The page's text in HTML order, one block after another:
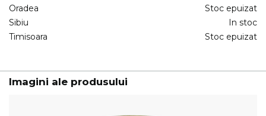
Oradea
Stoc epuizat
Sibiu
In stoc
Timisoara
Stoc epuizat
Imagini ale produsului